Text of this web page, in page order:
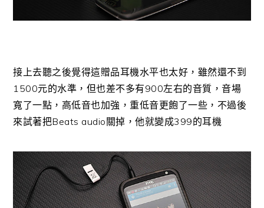
接上去聽之後覺得這贈品耳機水平也太好，雖然還不到
1500元的水準，但也差不多有900左右的音質，音場
寬了一點，高低音也加強，重低音更飽了一些，不過後
來試著把Beats audio關掉，他就變成399的耳機